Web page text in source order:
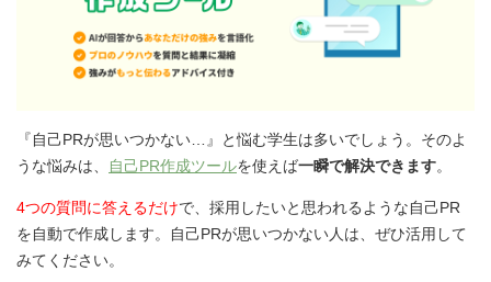
『自己PRが思いつかない…』と悩む学生は多いでしょう。そのよ
うな悩みは、
自己PR作成ツールを使えば一瞬で解決できます。
4つの質問に答えるだけで、採用したいと思われるような自己PR
を自動で作成します。自己PRが思いつかない人は、ぜひ活用して
みてください。